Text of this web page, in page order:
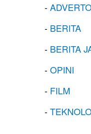
-
- BERITA
- BERITA
-OPINI
- FILM
-